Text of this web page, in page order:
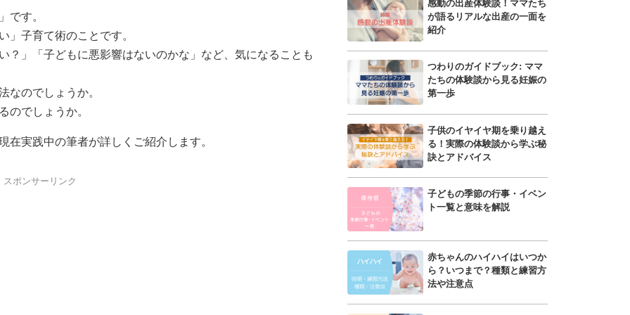
です。
」子育て術のことです。
？」「子どもに悪影響はないのかな」など、気になることも
なのでしょうか。
のでしょうか。
実践中の筆者が詳しくご紹介します。
スポンサーリンク
感動の出産体験談！ママたち
が語るリアルな出産の一面を
紹介
つわりのガイドブック: ママ
たちの体験談から見る妊娠の
第一歩
子供のイヤイヤ期を乗り越え
る！実際の体験談から学ぶ秘
訣とアドバイス
子どもの季節の行事・イベン
ト一覧と意味を解説
赤ちゃんのハイハイはいつか
ら？いつまで？種類と練習方
法や注意点